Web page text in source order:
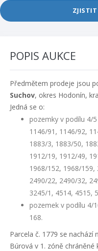
POPIS AUKCE
Předmětem prodeje jsou
Suchov, okres Hodonín,
Jedná se o:
pozemky v podílu 4/
1146/91, 1146/92,
1883/3, 1883/50,
1912/19, 1912/49,
1968/152, 1968/
2490/22, 2490/32,
3245/1, 4514, 4515,
pozemek v podílu 4/
168.
Parcela č. 1779 se
Búrová v 1. zóně